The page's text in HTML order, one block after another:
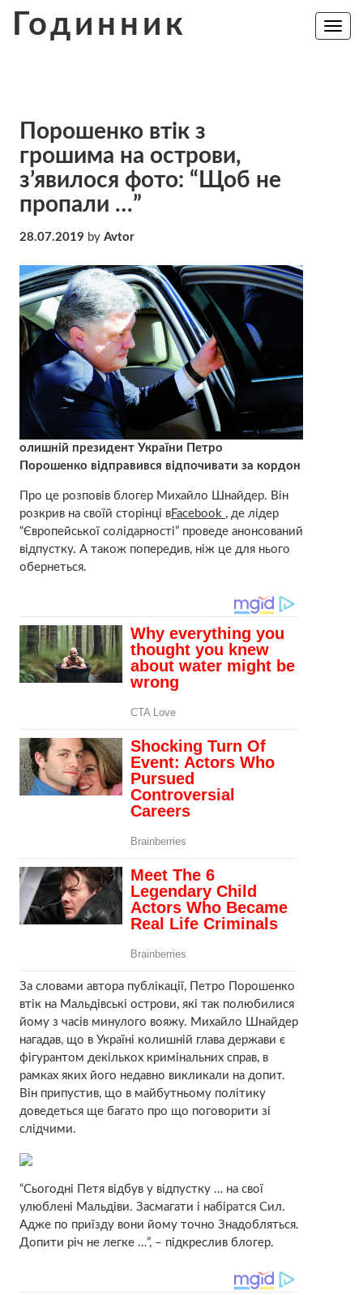
Годинник
Toggle
Порошенко втік з
грошима на острови,
з’явилося фото: “Щоб не
пропали …”
28.07.2019 by Avtor
олишній президент України Петро
Порошенко відправився відпочивати за кордон
Про це розповів блогер Михайло Шнайдер. Він
розкрив на своїй сторінці вFacebook , де лідер
“Європейської солідарності” проведе анонсований
відпустку. А також попередив, ніж це для нього
обернеться.
За словами автора публікації, Петро Порошенко
втік на Мальдівські острови, які так полюбилися
йому з часів минулого вояжу. Михайло Шнайдер
нагадав, що в Україні колишній глава держави є
фігурантом декількох кримінальних справ, в
рамках яких його недавно викликали на допит.
Він припустив, що в майбутньому політику
доведеться ще багато про що поговорити зі
слідчими.
“Сьогодні Петя відбув у відпустку … на свої
улюблені Мальдіви. Засмагати і набіратся Сил.
Адже по приїзду вони йому точно Знадобляться.
Допити річ не легке …”, – підкреслив блогер.